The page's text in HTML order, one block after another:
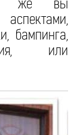
же вы
аспектами,
бампинга,
или